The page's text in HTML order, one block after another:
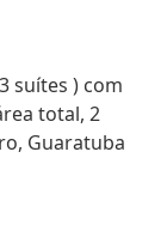
suítes ) com
total, 2
Guaratuba